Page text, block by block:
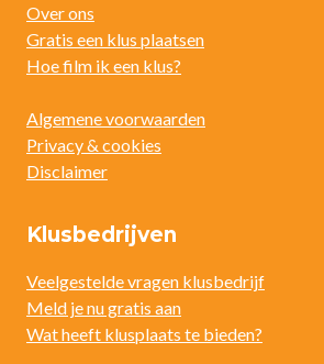
Over ons
Gratis een klus plaatsen
Hoe film ik een klus?
Algemene voorwaarden
Privacy & cookies
Disclaimer
Klusbedrijven
Veelgestelde vragen klusbedrijf
Meld je nu gratis aan
Wat heeft klusplaats te bieden?